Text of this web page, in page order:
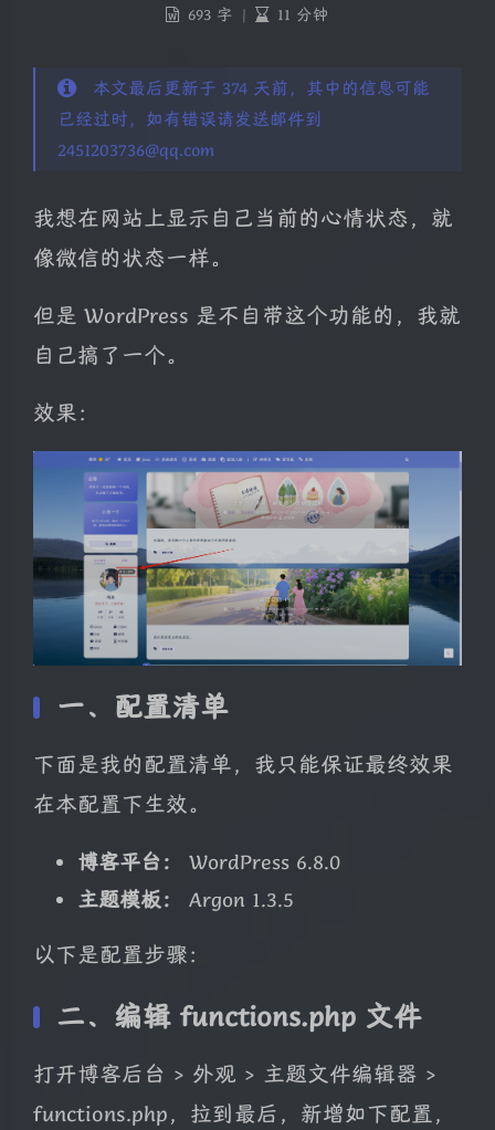
693 字 | 11 分钟
本文最后更新于 374 天前，其中的信息可能
已经过时，如有错误请发送邮件到
2451203736@qq.com
我想在网站上显示自己当前的心情状态，就
像微信的状态一样。
但是 WordPress 是不自带这个功能的，我就
自己搞了一个。
效果：
一、配置清单
下面是我的配置清单，我只能保证最终效果
在本配置下生效。
博客平台：
WordPress 6.8.0
主题模板：
Argon 1.3.5
以下是配置步骤：
二、编辑 functions.php 文件
打开博客后台 > 外观 > 主题文件编辑器 >
functions.php，拉到最后，新增如下配置，